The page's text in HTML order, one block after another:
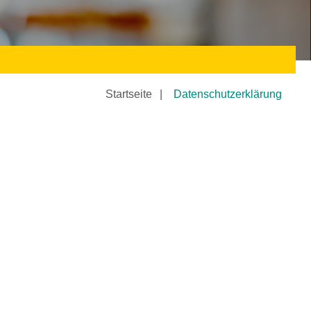
Startseite Datenschutzerklärung